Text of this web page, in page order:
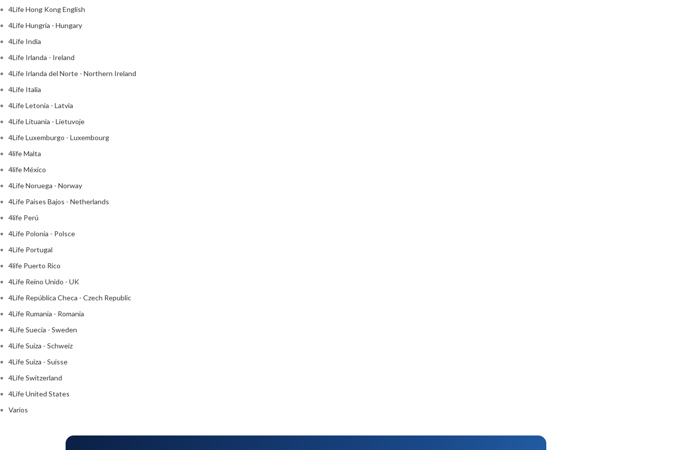
4Life Hong Kong English
4Life Hungría - Hungary
4Life India
4Life Irlanda - Ireland
4Life Irlanda del Norte - Northern Ireland
4Life Italia
4Life Letonia - Latvia
4Life Lituania - Lietuvoje
4Life Luxemburgo - Luxembourg
4life Malta
4life México
4Life Noruega - Norway
4Life Paises Bajos - Netherlands
4life Perú
4Life Polonia - Polsce
4Life Portugal
4life Puerto Rico
4Life Reino Unido - UK
4Life República Checa - Czech Republic
4Life Rumania - Romania
4Life Suecia - Sweden
4Life Suiza - Schweiz
4Life Suiza - Suisse
4Life Switzerland
4Life United States
Varios